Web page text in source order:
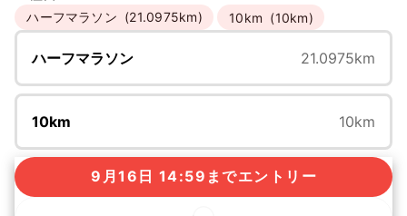
ハーフマラソン (21.0975km) 10km (10km)
ハーフマラソン 21.0975km
10km 10km
9月16日 14:59までエントリー